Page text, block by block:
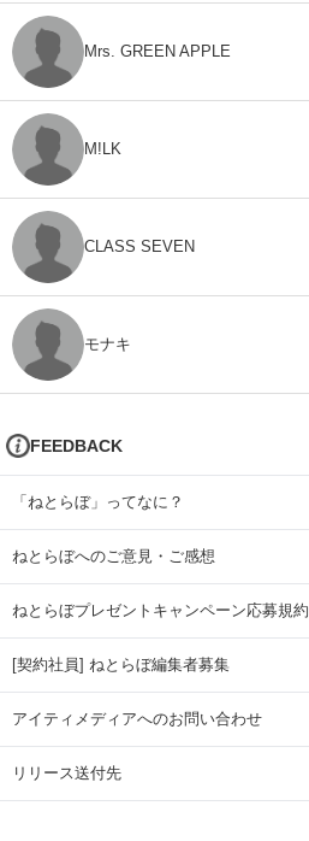
Mrs. GREEN APPLE
M!LK
CLASS SEVEN
モナキ
FEEDBACK
「ねとらぼ」ってなに？
ねとらぼへのご意見・ご感想
ねとらぼプレゼントキャンペーン応募規約
[契約社員] ねとらぼ編集者募集
アイティメディアへのお問い合わせ
リリース送付先